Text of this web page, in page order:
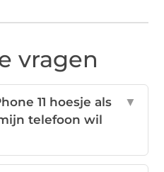
vragen
11 hoesje als
telefoon wil
▼